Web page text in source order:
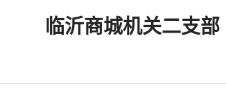
临沂商城机关二支